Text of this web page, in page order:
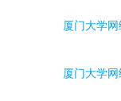
厦门大学
厦门大学